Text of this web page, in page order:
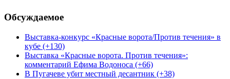
Обсуждаемое
Выставка-конкурс «Красные ворота/Против течения» в
кубе (+130)
Выставка «Красные ворота. Против течения»:
комментарий Ефима Водоноса (+66)
В Пугачеве убит местный десантник (+38)